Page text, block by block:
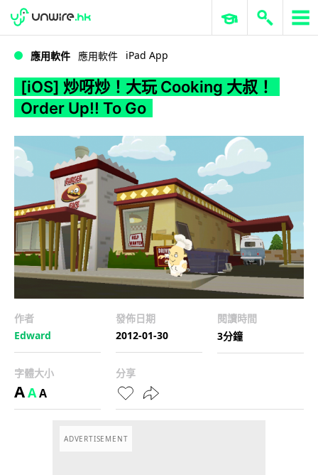
WWDC 2026 ERP 與商業 AI
應用軟件 應用軟件 iPad App
[iOS] 炒呀炒！大玩 Cooking 大叔！
Order Up!! To Go
作者
Edward
發佈日期
2012-01-30
閱讀時間
3分鐘
字體大小
AAA
分享
ADVERTISEMENT